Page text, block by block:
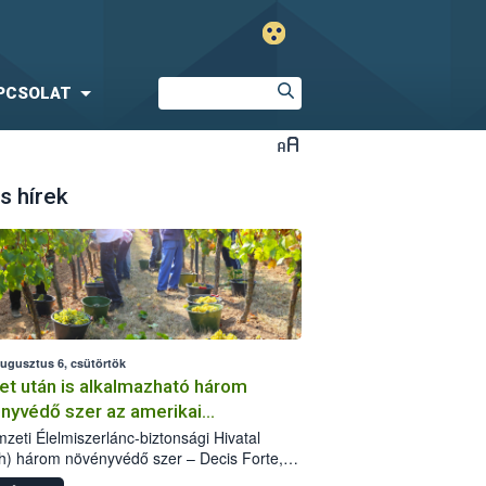
hírek
6, csütörtök
után is alkalmazható három
szer az amerikai
ellen
Élelmiszerlánc-biztonsági Hivatal
három növényvédő szer – Decis Forte,
24 EW, Oroganic – engedélyokiratát